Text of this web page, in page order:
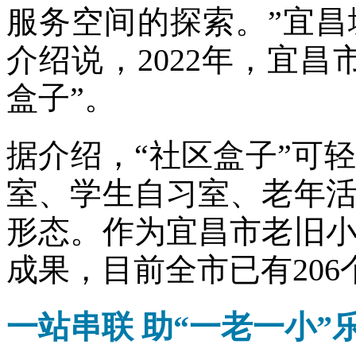
服务空间的探索。”宜
介绍说，2022年，宜昌
盒子”。
据介绍，“社区盒子”可
室、学生自习室、老年
形态。作为宜昌市老旧
成果，目前全市已有206
一站串联 助“一老一小”